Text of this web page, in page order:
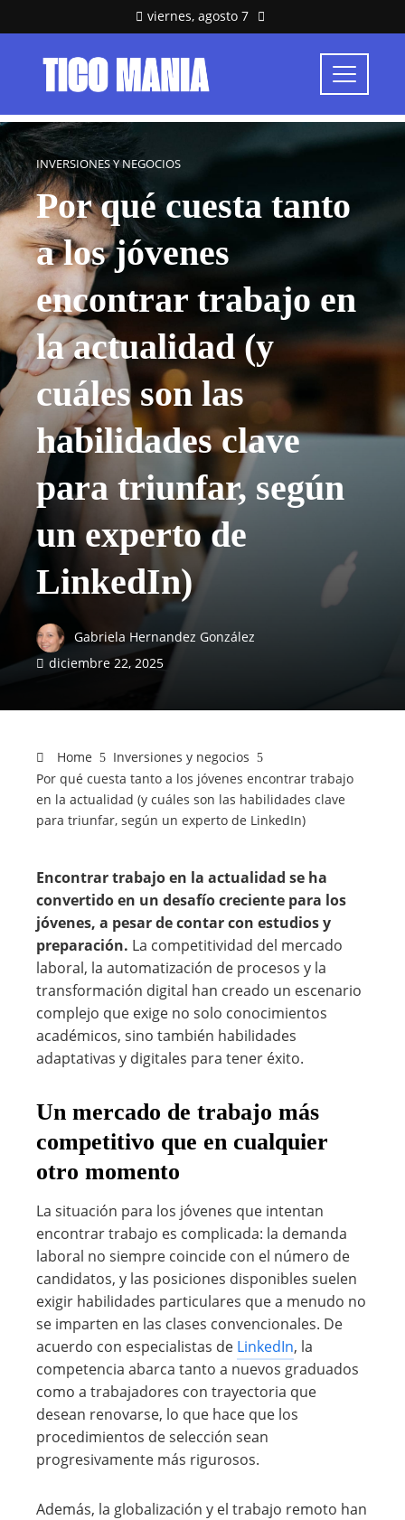
viernes, agosto 7
INVERSIONES Y NEGOCIOS
Por qué cuesta tanto
a los jóvenes
encontrar trabajo en
la actualidad (y
cuáles son las
habilidades clave
para triunfar, según
un experto de
LinkedIn)
Gabriela Hernandez González
diciembre 22, 2025
Home
Inversiones y negocios
Por qué cuesta tanto a los jóvenes encontrar trabajo
en la actualidad (y cuáles son las habilidades clave
para triunfar, según un experto de LinkedIn)
Encontrar trabajo en la actualidad se ha
convertido en un desafío creciente para los
jóvenes, a pesar de contar con estudios y
preparación. La competitividad del mercado
laboral, la automatización de procesos y la
transformación digital han creado un escenario
complejo que exige no solo conocimientos
académicos, sino también habilidades
adaptativas y digitales para tener éxito.
Un mercado de trabajo más
competitivo que en cualquier
otro momento
La situación para los jóvenes que intentan
encontrar trabajo es complicada: la demanda
laboral no siempre coincide con el número de
candidatos, y las posiciones disponibles suelen
exigir habilidades particulares que a menudo no
se imparten en las clases convencionales. De
acuerdo con especialistas de LinkedIn, la
competencia abarca tanto a nuevos graduados
como a trabajadores con trayectoria que
desean renovarse, lo que hace que los
procedimientos de selección sean
progresivamente más rigurosos.
Además, la globalización y el trabajo remoto han